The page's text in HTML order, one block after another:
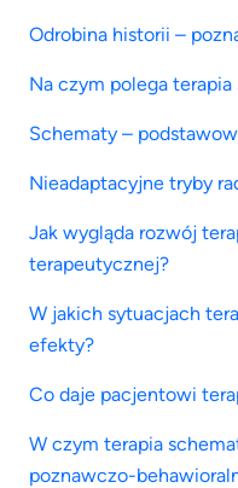
Odrobina historii –
Na czym polega
Schematy –
Nieadaptacyjne tryby
Jak wygląda rozwój
terapeutycznej?
W jakich sytuacjach
efekty?
Co daje pacjentowi
W czym terapia
poznawczo-